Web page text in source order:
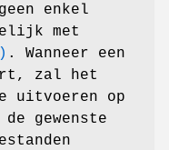
enkel
met
. Wanneer een
zal het
uitvoeren op
gewenste